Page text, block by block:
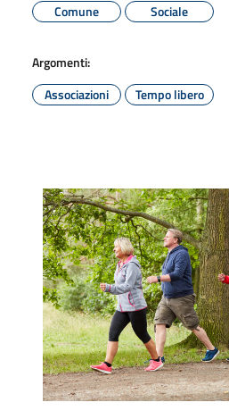
Comune
Sociale
Argomenti:
Associazioni
Tempo libero